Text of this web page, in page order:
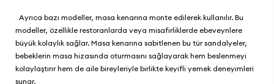
Ayrıca bazı modeller, masa kenarına monte edilerek kullanılır. Bu
modeller, özellikle restoranlarda veya misafirliklerde ebeveynlere
büyük kolaylık sağlar. Masa kenarına sabitlenen bu tür sandalyeler,
bebeklerin masa hizasında oturmasını sağlayarak hem beslenmeyi
kolaylaştırır hem de aile bireyleriyle birlikte keyifli yemek deneyimleri
sunar.